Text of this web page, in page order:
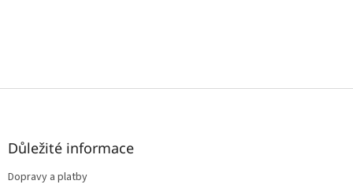
Z
Důležité informace
Dopravy a platby